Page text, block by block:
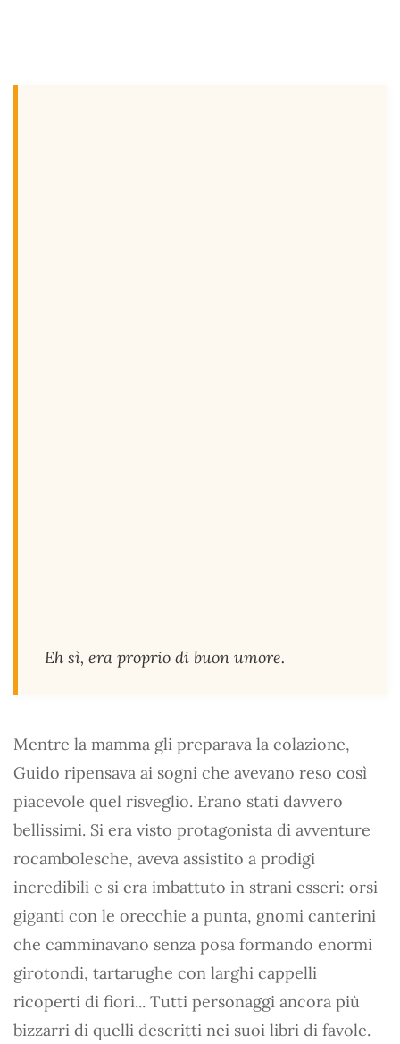
Eh sì, era proprio di buon umore.
Mentre la mamma gli preparava la colazione,
Guido ripensava ai sogni che avevano reso così
piacevole quel risveglio. Erano stati davvero
bellissimi. Si era visto protagonista di avventure
rocambolesche, aveva assistito a prodigi
incredibili e si era imbattuto in strani esseri: orsi
giganti con le orecchie a punta, gnomi canterini
che camminavano senza posa formando enormi
girotondi, tartarughe con larghi cappelli
ricoperti di fiori... Tutti personaggi ancora più
bizzarri di quelli descritti nei suoi libri di favole.